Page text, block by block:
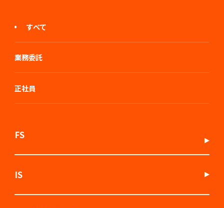
すべて
業務委託
正社員
FS
IS